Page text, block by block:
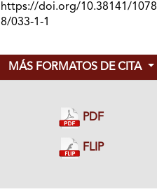
https://doi.org/10.38141/1078
8/033-1-1
MÁS FORMATOS DE CITA
PDF
FLIP